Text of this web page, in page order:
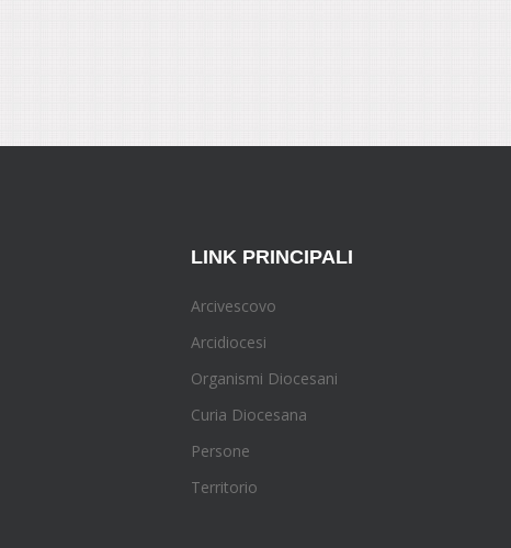
LINK PRINCIPALI
Arcivescovo
Arcidiocesi
Organismi Diocesani
Curia Diocesana
Persone
Territorio